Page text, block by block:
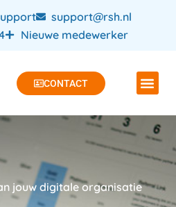
support@rsh.nl
Nieuwe medewerker
CONTACT
jouw digitale organisatie